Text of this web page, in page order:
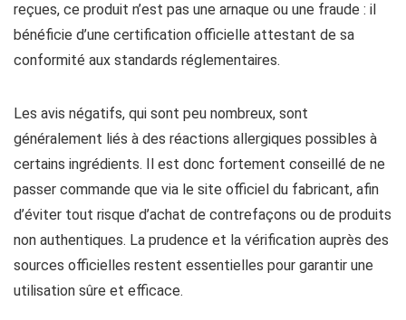
reçues, ce produit n’est pas une arnaque ou une fraude : il
bénéficie d’une certification officielle attestant de sa
conformité aux standards réglementaires.
Les avis négatifs, qui sont peu nombreux, sont
généralement liés à des réactions allergiques possibles à
certains ingrédients. Il est donc fortement conseillé de ne
passer commande que via le site officiel du fabricant, afin
d’éviter tout risque d’achat de contrefaçons ou de produits
non authentiques. La prudence et la vérification auprès des
sources officielles restent essentielles pour garantir une
utilisation sûre et efficace.